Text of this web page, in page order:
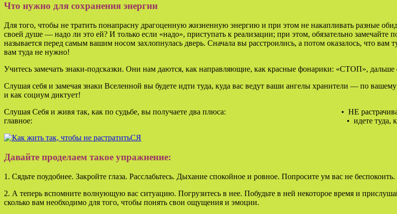
Что нужно для сохранения энергии
Для того, чтобы не тратить понапрасну драгоценную жизненную энергию и при этом не накапливать разные
своей душе — надо ли это ей? И только если «надо», приступать к реализации; при этом, обязательно
называется перед самым вашим носом захлопнулась дверь. Сначала вы расстроились, а потом оказалось, что вам
вам туда не нужно!
Учитесь замечать знаки-подсказки. Они нам даются, как направляющие, как красные фонарики: «СТОП»,
Слушая себя и замечая знаки Вселенной вы будете идти туда, куда вас ведут ваши ангелы хранители — по
и как социум диктует!
Слушая Себя и живя так, как по судьбе, вы получаете два
главное: • идете туда, куда вам нужно, для
Давайте проделаем такое упражнение:
1. Сядьте поудобнее. Закройте глаза. Расслабьтесь. Дыхание спокойное и ровное. Попросите ум вас не беспокоить.
2. А теперь вспомните волнующую вас ситуацию. Погрузитесь в нее. Побудьте в ней некоторое время и
сколько вам необходимо для того, чтобы понять свои ощущения и эмоции.